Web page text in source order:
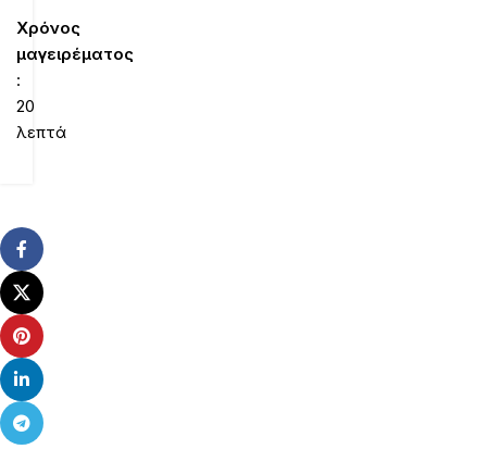
Χρόνος
μαγειρέματος
:
20
λεπτά